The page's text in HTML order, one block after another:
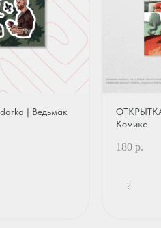
| Ведьмак
Комикс
180 р.
?